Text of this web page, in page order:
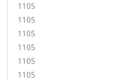
1105
1105
1105
1105
1105
1105